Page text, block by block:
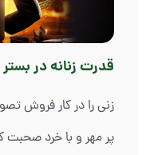
قدرت زنانه در
زنی را در کار فروش
پر مهر و با خرد